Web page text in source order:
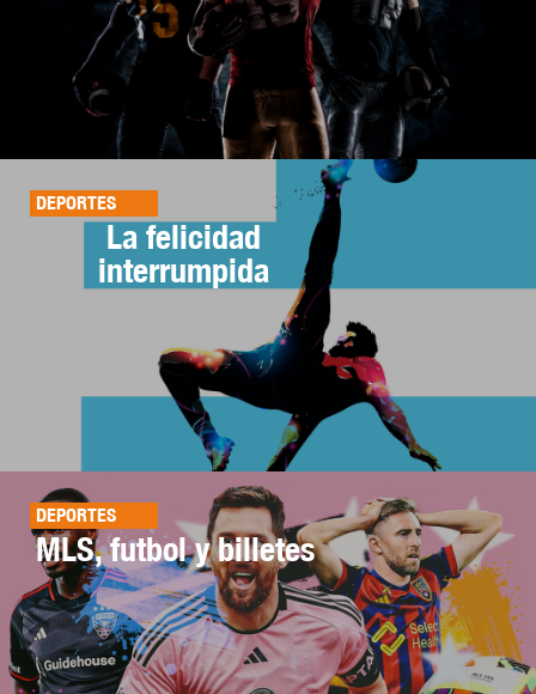
DEPORTES
La felicidad
interrumpida
DEPORTES
MLS, futbol y billetes